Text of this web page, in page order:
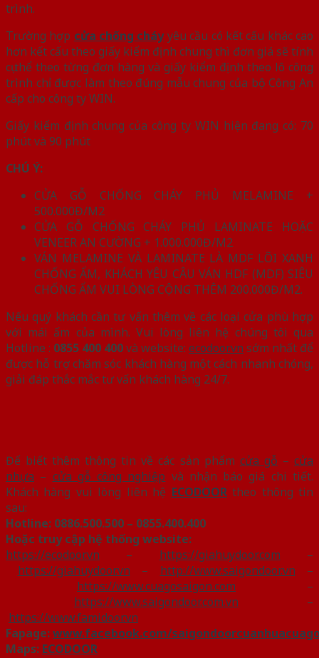
trình.
Trường hợp cửa chống cháyyêu cầu có kết cấu khác cao
hơn kết cấu theo giấy kiểm định chung thì đơn giá sẽ tính
cụ thể theo từng đơn hàng và giấy kiểm định theo lô công
trình chỉ được làm theo đúng mẫu chung của bộ Công An
cấp cho công ty WIN.
Giấy kiểm định chung của công ty WIN hiện đang có: 70
phút và 90 phút
CHÚ Ý:
CỬA GỖ CHỐNG CHÁY PHỦ MELAMINE +
500.000Đ/M2
CỬA GỖ CHỐNG CHÁY PHỦ LAMINATE HOẶC
VENEER AN CƯỜNG + 1.000.000Đ/M2
VÁN MELAMINE VÀ LAMINATE LÀ MDF LÕI XANH
CHỐNG ẨM, KHÁCH YÊU CÂU VÁN HDF (MDF) SIÊU
CHỐNG ẨM VUI LÒNG CỘNG THÊM 200.000Đ/M2.
Nếu quý khách cần tư vấn thêm về các loại cửa phù hợp
với mái ấm của mình. Vui lòng liên hệ chúng tôi qua
Hotline : 0855 400 400và website: ecodoor.vn sớm nhất để
được hỗ trợ chăm sóc khách hàng một cách nhanh chóng,
giải đáp thắc mắc tư vấn khách hàng 24/7.
Để biết thêm thông tin về các sản phẩm cửa gỗ –cửa
nhựa – cửa gỗ công nghiệp và nhận báo giá chi tiết.
Khách hàng vui lòng liên hệ ECODOORtheo thông tin
sau:
Hotline: 0886.500.500 – 0855.400.400
Hoặc truy cập hệ thống website:
https://ecodoor.vn – https://giahuydoor.com –
https://giahuydoor.vn – http://www.saigondoor.vn –
https://www.cuagosaigon.com –
https://www.saigondoor.com.vn –
https://www.famidoor.vn
Fapage:www.facebook.com/
Maps: ECODOOR